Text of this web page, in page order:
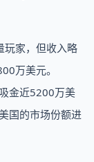
玩家，但收入略
万美元。
金近5200万美
国的市场份额进